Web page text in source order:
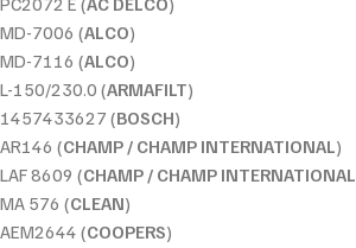
MD-7006 (ALCO)
MD-7116 (ALCO)
L-150/230.0 (ARMAFILT)
1457433627 (BOSCH)
AR146 (CHAMP / CHAMP INTERNATIONAL)
LAF 8609 (CHAMP / CHAMP INTERNATIONAL
MA 576 (CLEAN)
AEM2644 (COOPERS)